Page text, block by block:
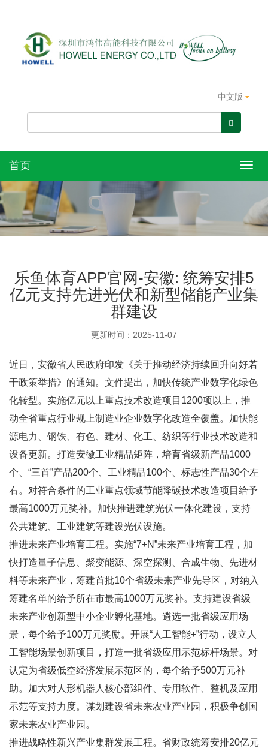
中文版
首页
乐鱼体育APP官网-安徽: 统筹安排5
亿元支持先进光伏和新型储能产业集
群建设
更新时间：2025-11-07
近日，安徽省人民政府印发《关于推动经济持续回升向好若
干政策举措》的通知。文件提出，加快传统产业数字化绿色
化转型。实施亿元以上重点技术改造项目1200项以上，推
动全省重点行业规上制造业企业数字化改造全覆盖。加快能
源电力、钢铁、有色、建材、化工、纺织等行业技术改造和
设备更新。打造安徽工业精品矩阵，培育省级新产品1000
个、“三首”产品200个、工业精品100个、标志性产品30个左
右。对符合条件的工业重点领域节能降碳技术改造项目给予
最高1000万元奖补。加快推进建筑光伏一体化建设，支持
公共建筑、工业建筑等建设光伏设施。
推进未来产业培育工程。实施“7+N”未来产业培育工程，加
快打造量子信息、聚变能源、深空探测、合成生物、先进材
料等未来产业，筹建首批10个省级未来产业先导区，对纳入
筹建名单的给予所在市最高1000万元奖补。支持建设省级
未来产业创新型中小企业孵化基地。遴选一批省级应用场
景，每个给予100万元奖励。开展“人工智能+”行动，设立人
工智能场景创新项目，打造一批省级应用示范标杆场景。对
认定为省级低空经济发展示范区的，每个给予500万元补
助。加大对人形机器人核心部组件、专用软件、整机及应用
示范等支持力度。谋划建设省未来农业产业园，积极争创国
家未来农业产业园。
推进战略性新兴产业集群发展工程。省财政统筹安排20亿元